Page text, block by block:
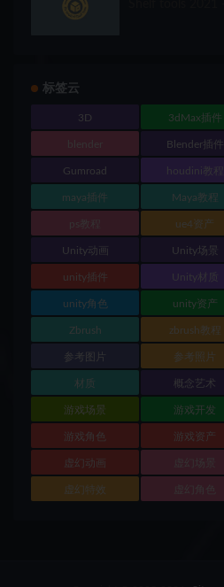
标签云
3D 3dMax插件
blender Blender插件
Gumroad houdini教程
maya插件 Maya教程
ps教程 ue4资产
Unity动画 Unity场景
unity插件 Unity材质
unity角色 unity资产
Zbrush zbrush教程
参考图片 参考照片
材质 概念艺术
游戏场景 游戏开发
游戏角色 游戏资产
虚幻动画 虚幻场景
虚幻特效 虚幻角色